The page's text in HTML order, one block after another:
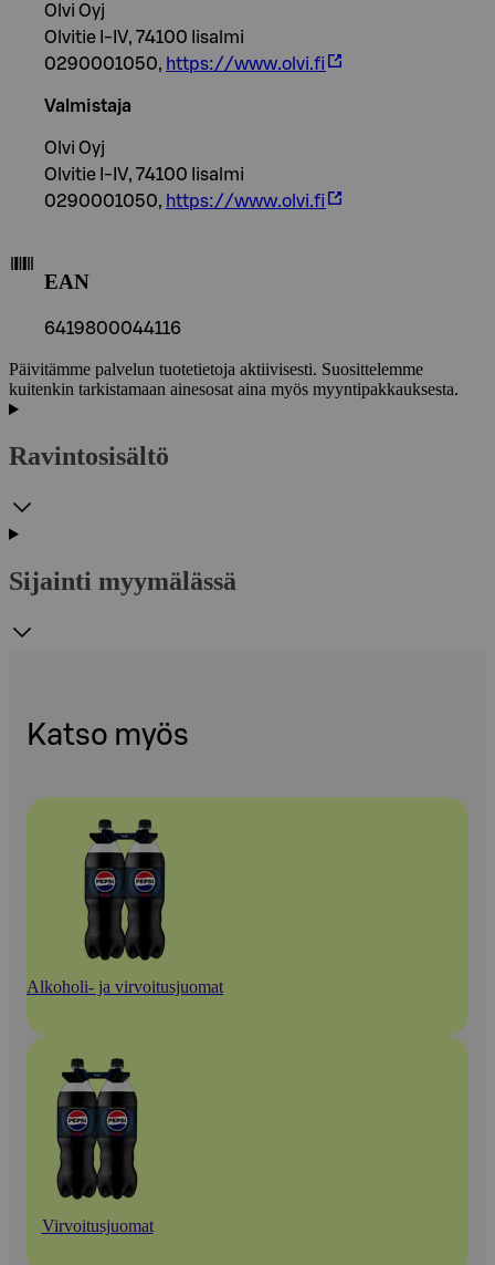
Olvi Oyj
Olvitie I-IV, 74100 Iisalmi
0290001050, https://www.olvi.fi
Valmistaja
Olvi Oyj
Olvitie I-IV, 74100 Iisalmi
0290001050, https://www.olvi.fi
EAN
6419800044116
Päivitämme palvelun tuotetietoja aktiivisesti. Suosittelemme
kuitenkin tarkistamaan ainesosat aina myös myyntipakkauksesta.
Ravintosisältö
Sijainti myymälässä
Katso myös
Alkoholi- ja virvoitusjuomat
Virvoitusjuomat